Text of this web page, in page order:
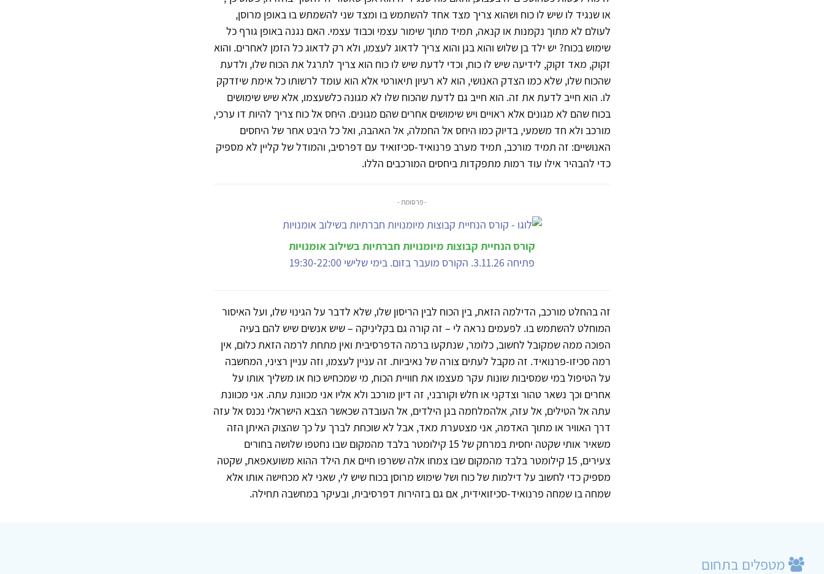
או שנגיד לו שיש לו כוח ושהוא צריך מצד אחד להשתמש בו ומצד שני להשמתש בו באופן מרוסן,
לעולם לא מתוך נקמנות או קנאה, תמיד מתוך שימור עצמי וכבוד עצמי. האם נגנה באופן גורף כל
שימוש בכוח? יש ילד בן שלוש והוא בגן והוא צריך לדאוג לעצמו, ולא רק לדאוג כל הזמן לאחרים. והוא
זקוק, מאד זקוק, לידיעה שיש לו כוח, וכדי לדעת שיש לו כוח הוא צריך לתרגל את הכוח שלו, ולדעת
שהכוח שלו, שלא כמו הצדק האנושי, הוא לא רעיון תיאורטי אלא הוא עומד לרשותו כל אימת שיזדקק
לו. הוא חייב לדעת את זה. הוא חייב גם לדעת שהכוח שלו לא מגונה כלשעצמו, אלא שיש שימושים
בכוח שהם לא מגונים אלא ראויים ויש שימושים אחרים שהם מגונים. היחס אל כוח צריך להיות דו ערכי,
מורכב ולא חד משמעי, בדיוק כמו היחס אל החמלה, אל האהבה, ואל כל היבט אחר של היחסים
האנושיים: זה תמיד מורכב, תמיד מערב פרנואיד-סכיזואיד עם דפרסיב, והמודל של קליין לא מספיק
כדי להבהיר אילו עוד רמות מתפקדות ביחסים המורכבים הללו.
- פרסומת -
קורס הנחיית קבוצות מיומנויות חברתיות בשילוב אומנויות
פתיחה 3.11.26. הקורס מועבר בזום. בימי שלישי 19:30-22:00
זה בהחלט מורכב, הדילמה הזאת, בין הכוח לבין הריסון שלו, שלא לדבר על הגינוי שלו, ועל האיסור
המוחלט להשתמש בו. לפעמים נראה לי – זה קורה גם בקליניקה – שיש אנשים שיש להם בעיה
הפוכה ממה שמקובל לחשוב, כלומר, שנתקעו ברמה הדפרסיבית ואין מתחת לרמה הזאת כלום, אין
רמה סכיזו-פרנואיד. זה מקבל לעתים צורה של נאיביות. זה עניין לעצמו, וזה עניין רציני, המחשבה
על הטיפול במי שמסיבות שונות עקר מעצמו את חוויית הכוח, מי שמכחיש כוח או משליך אותו על
אחרים וכך נשאר טהור וצדקני או חלש וקורבני, זה דיון מורכב ולא אליו אני מכוונת עתה. אני מכוונת
עתה אל הטילים, אל עזה, אלהמלחמה בגן הילדים, אל העובדה שכאשר הצבא הישראלי נכנס אל עזה
דרך האוויר או מתוך האדמה, אני מצטערת מאד, אבל לא שוכחת לברך על כך שהצוק האיתן הזה
משאיר אותי שקטה יחסית במרחק של 15 קילומטר בלבד מהמקום שבו נחטפו שלושה בחורים
צעירים, 15 קילומטר בלבד מהמקום שבו צמחו אלה ששרפו חיים את הילד ההוא משועאפאת, שקטה
מספיק כדי לחשוב על דילמות של כוח ושל שימוש מרוסן בכוח שיש לי, שאני לא מכחישה אותו אלא
שמחה בו שמחה פרנואיד-סכיזואידית, אם גם בזהירות דפרסיבית, ובעיקר במחשבה תחילה.
מטפלים בתחום